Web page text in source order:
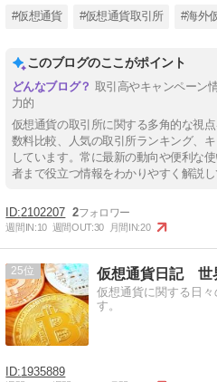
#仮想通貨 #仮想通貨取引所 #海外
このブログのここがポイント
取引高やキャンペーン
力的
仮想通貨の取引所に関する多角的な視
数料比較、人気の取引所ランキング、
しています。常に最新の動向や便利な
者まで役立つ情報をわかりやすく解説し
2102207 2
週間IN:10 週間OUT:30 月間IN:20
25
仮想通貨に関する日
す。
1935889